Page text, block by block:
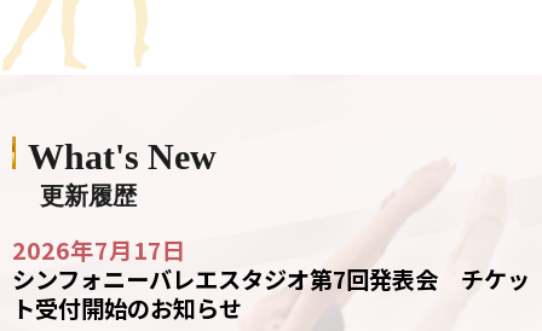
What's New
更新履歴
2026年7月17日
シンフォニーバレエスタジオ第7回発表会 チケッ
ト受付開始のお知らせ